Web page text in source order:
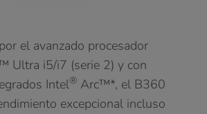
el avanzado procesador
Ultra i5/i7 (serie 2) y con
Intel® Arc™*, el B360
excepcional incluso